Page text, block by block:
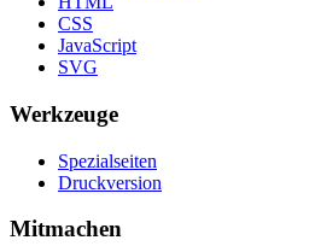
CSS
JavaScript
SVG
Werkzeuge
Spezialseiten
Druckversion
Mitmachen